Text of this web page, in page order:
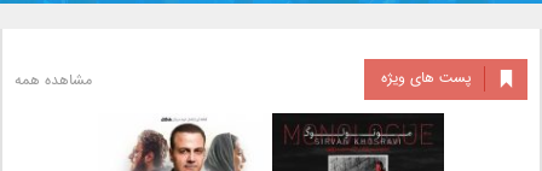
پست های ویژه مشاهده همه